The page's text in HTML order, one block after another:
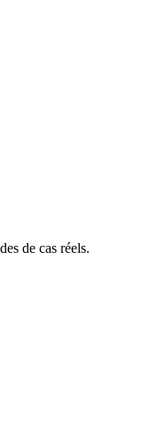
de cas réels.